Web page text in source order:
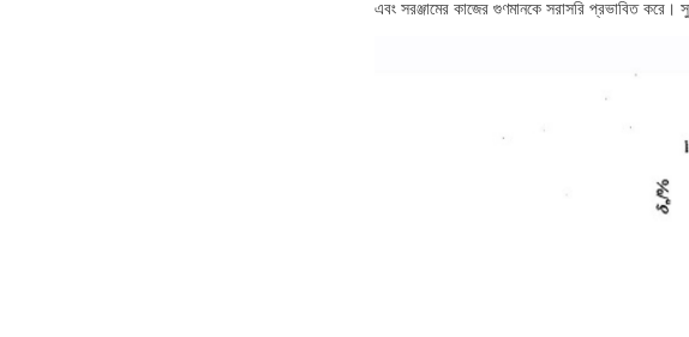
এবং সরঞ্জামের কাজের গুণমানকে সরাসরি প্রভাবিত